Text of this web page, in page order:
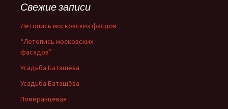
:Свежие записи
Летопись московских фасдов
“Летопись московских
фасадов”
Усадьба Баташёва
Усадьба Баташёва
Померанцевая